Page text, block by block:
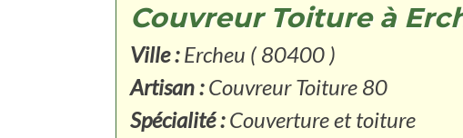
Couvreur Toiture à
Ville :Ercheu ( 80400 )
Artisan :Couvreur Toiture 80
Spécialité :Couverture et toiture